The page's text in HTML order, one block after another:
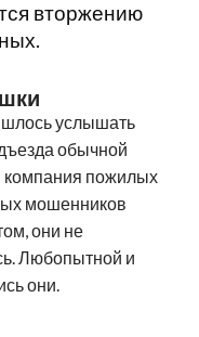
вторжению
услышать
обычной
компания пожилых
мошенников
они не
Любопытной и
они.